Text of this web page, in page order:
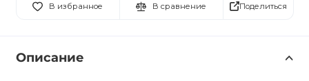
В избранное В сравнение Поделиться
Описание